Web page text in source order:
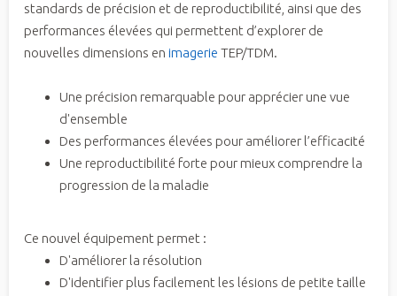
standards de précision et de reproductibilité, ainsi que des
performances élevées qui permettent d’explorer de
nouvelles dimensions en imagerie TEP/TDM.
Une précision remarquable pour apprécier une vue
d'ensemble
Des performances élevées pour améliorer l’efficacité
Une reproductibilité forte pour mieux comprendre la
progression de la maladie
Ce nouvel équipement permet :
D'améliorer la résolution
D'identifier plus facilement les lésions de petite taille